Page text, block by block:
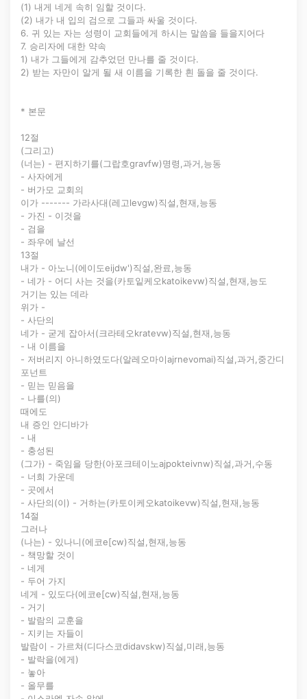
(1) 내게 네게 속히 임할 것이다.
(2) 내가 내 입의 검으로 그들과 싸울 것이다.
6. 귀 있는 자는 성령이 교회들에게 하시는 말씀을 들을지어다
7. 승리자에 대한 약속
1) 내가 그들에게 감추었던 만나를 줄 것이다.
2) 받는 자만이 알게 될 새 이름을 기록한 흰 돌을 줄 것이다.
* 본문
12절
(그리고)
(너는) - 편지하기를(그랍호gravfw)명령,과거,능동
- 사자에게
- 버가모 교회의
이가 ------- 가라사대(레고levgw)직설,현재,능동
- 가진 - 이것을
- 검을
- 좌우에 날선
13절
내가 - 아노니(에이도eijdw')직설,완료,능동
- 네가 - 어디 사는 것을(카토잍케오katoikevw)직설,현재,능도
거기는 있는 데라
위가 -
- 사단의
네가 - 굳게 잡아서(크라테오kratevw)직설,현재,능동
- 내 이름을
- 저버리지 아니하였도다(알레오마이ajrnevomai)직설,과거,중간디
포넌트
- 믿는 믿음을
- 나를(의)
때에도
내 증인 안디바가
- 내
- 충성된
(그가) - 죽임을 당한(아포크테이노ajpokteivnw)직설,과거,수동
- 너희 가운데
- 곳에서
- 사단의(이) - 거하는(카토이케오katoikevw)직설,현재,능동
14절
그러나
(나는) - 있나니(에코e[cw)직설,현재,능동
- 책망할 것이
- 네게
- 두어 가지
네게 - 있도다(에코e[cw)직설,현재,능동
- 거기
- 발람의 교훈을
- 지키는 자들이
발람이 - 가르쳐(디다스코didavskw)직설,미래,능동
- 발락을(에게)
- 놓아
- 올무를